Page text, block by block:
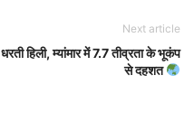
Next article
धरती हिली, म्यांमार में 7.7 तीव्रता के भूकंप
से दहशत